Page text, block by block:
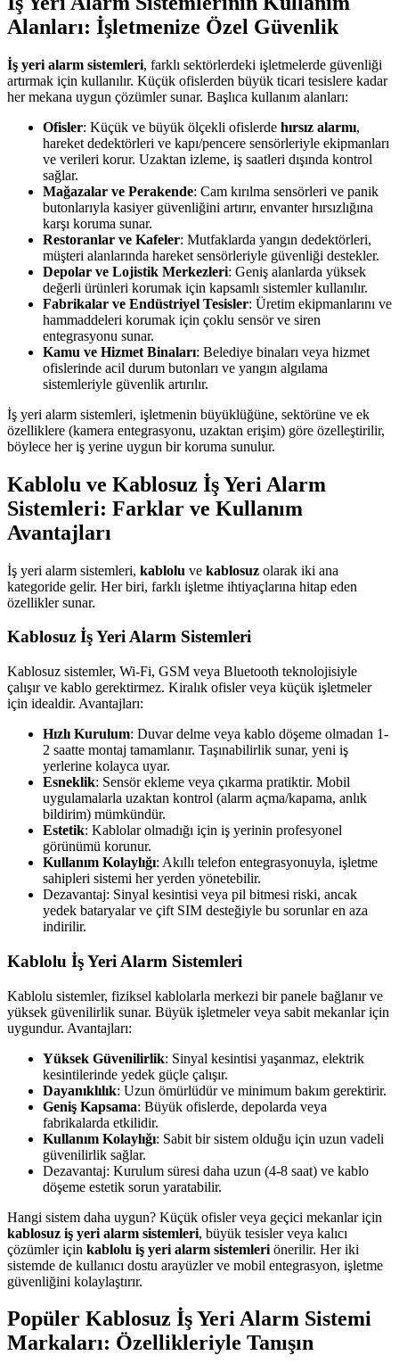
Alanları: İşletmenize Özel Güvenlik
İş yeri alarm sistemleri, farklı sektörlerdeki işletmelerde güvenliği
artırmak için kullanılır. Küçük ofislerden büyük ticari tesislere kadar
her mekana uygun çözümler sunar. Başlıca kullanım alanları:
Ofisler: Küçük ve büyük ölçekli ofislerde hırsız alarmı,
hareket dedektörleri ve kapı/pencere sensörleriyle ekipmanları
ve verileri korur. Uzaktan izleme, iş saatleri dışında kontrol
sağlar.
Mağazalar ve Perakende: Cam kırılma sensörleri ve panik
butonlarıyla kasiyer güvenliğini artırır, envanter hırsızlığına
karşı koruma sunar.
Restoranlar ve Kafeler: Mutfaklarda yangın dedektörleri,
müşteri alanlarında hareket sensörleriyle güvenliği destekler.
Depolar ve Lojistik Merkezleri: Geniş alanlarda yüksek
değerli ürünleri korumak için kapsamlı sistemler kullanılır.
Fabrikalar ve Endüstriyel Tesisler: Üretim ekipmanlarını ve
hammaddeleri korumak için çoklu sensör ve siren
entegrasyonu sunar.
Kamu ve Hizmet Binaları: Belediye binaları veya hizmet
ofislerinde acil durum butonları ve yangın algılama
sistemleriyle güvenlik artırılır.
İş yeri alarm sistemleri, işletmenin büyüklüğüne, sektörüne ve ek
özelliklere (kamera entegrasyonu, uzaktan erişim) göre özelleştirilir,
böylece her iş yerine uygun bir koruma sunulur.
Kablolu ve Kablosuz İş Yeri Alarm
Sistemleri: Farklar ve Kullanım
Avantajları
İş yeri alarm sistemleri, kablolu ve kablosuz olarak iki ana
kategoride gelir. Her biri, farklı işletme ihtiyaçlarına hitap eden
özellikler sunar.
Kablosuz İş Yeri Alarm Sistemleri
Kablosuz sistemler, Wi-Fi, GSM veya Bluetooth teknolojisiyle
çalışır ve kablo gerektirmez. Kiralık ofisler veya küçük işletmeler
için idealdir. Avantajları:
Hızlı Kurulum: Duvar delme veya kablo döşeme olmadan 1-
2 saatte montaj tamamlanır. Taşınabilirlik sunar, yeni iş
yerlerine kolayca uyar.
Esneklik: Sensör ekleme veya çıkarma pratiktir. Mobil
uygulamalarla uzaktan kontrol (alarm açma/kapama, anlık
bildirim) mümkündür.
Estetik: Kablolar olmadığı için iş yerinin profesyonel
görünümü korunur.
Kullanım Kolaylığı: Akıllı telefon entegrasyonuyla, işletme
sahipleri sistemi her yerden yönetebilir.
Dezavantaj: Sinyal kesintisi veya pil bitmesi riski, ancak
yedek bataryalar ve çift SIM desteğiyle bu sorunlar en aza
indirilir.
Kablolu İş Yeri Alarm Sistemleri
Kablolu sistemler, fiziksel kablolarla merkezi bir panele bağlanır ve
yüksek güvenilirlik sunar. Büyük işletmeler veya sabit mekanlar için
uygundur. Avantajları:
Yüksek Güvenilirlik: Sinyal kesintisi yaşanmaz, elektrik
kesintilerinde yedek güçle çalışır.
Dayanıklılık: Uzun ömürlüdür ve minimum bakım gerektirir.
Geniş Kapsama: Büyük ofislerde, depolarda veya
fabrikalarda etkilidir.
Kullanım Kolaylığı: Sabit bir sistem olduğu için uzun vadeli
güvenilirlik sağlar.
Dezavantaj: Kurulum süresi daha uzun (4-8 saat) ve kablo
döşeme estetik sorun yaratabilir.
Hangi sistem daha uygun? Küçük ofisler veya geçici mekanlar için
kablosuz iş yeri alarm sistemleri, büyük tesisler veya kalıcı
çözümler için kablolu iş yeri alarm sistemleri önerilir. Her iki
sistemde de kullanıcı dostu arayüzler ve mobil entegrasyon, işletme
güvenliğini kolaylaştırır.
Popüler Kablosuz İş Yeri Alarm Sistemi
Markaları: Özellikleriyle Tanışın